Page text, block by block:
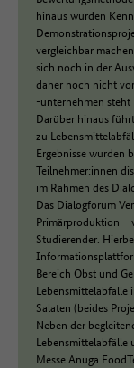
hinaus wurden
vergleichbar
sich noch in der
daher noch nicht
-unternehmen steht
Darüber hinaus
zu
Ergebnisse wurden
Teilnehmer:innen
im Rahmen des
Das Dialogforum
Primärproduktion –
Studierender.
Bereich Obst und
Lebensmittelabfälle
Salaten (beides
Neben der
Lebensmittelabfälle
Messe Anuga